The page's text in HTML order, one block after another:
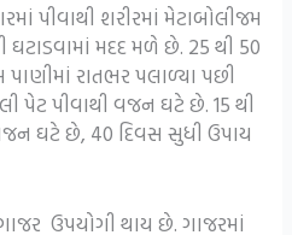
પીવાથી શરીરમાં મેટાબોલીજમ
મદદ મળે છે. 25 થી 50
રાતભર પલાળ્યા પછી
પેટ પીવાથી વજન ઘટે છે. 15 થી
ઘટે છે, 40 દિવસ સુધી ઉપાય
ઉપયોગી થાય છે. ગાજરમાં